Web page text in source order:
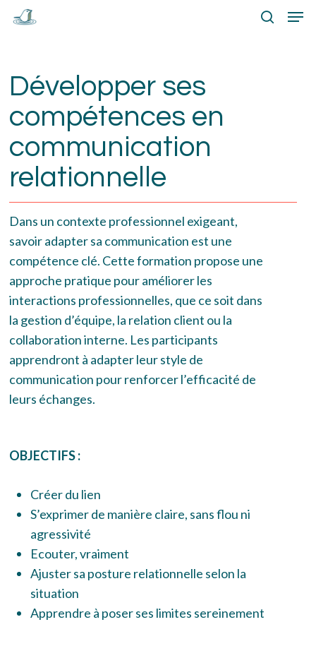
Développer ses
compétences en
communication
relationnelle
Dans un contexte professionnel exigeant,
savoir adapter sa communication est une
compétence clé. Cette formation propose une
approche pratique pour améliorer les
interactions professionnelles, que ce soit dans
la gestion d’équipe, la relation client ou la
collaboration interne. Les participants
apprendront à adapter leur style de
communication pour renforcer l’efficacité de
leurs échanges.
OBJECTIFS :
Créer du lien
S’exprimer de manière claire, sans flou ni
agressivité
Ecouter, vraiment
Ajuster sa posture relationnelle selon la
situation
Apprendre à poser ses limites sereinement
Menu